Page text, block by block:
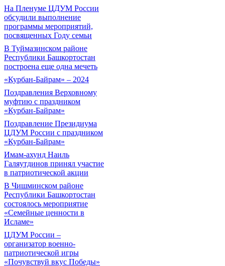
На Пленуме ЦДУМ России
обсудили выполнение
программы мероприятий,
посвященных Году семьи
В Туймазинском районе
Республики Башкортостан
построена еще одна мечеть
«Курбан-Байрам» – 2024
Поздравления Верховному
муфтию с праздником
«Курбан-Байрам»
Поздравление Президиума
ЦДУМ России с праздником
«Курбан-Байрам»
Имам-ахунд Наиль
Галяутдинов принял участие
в патриотической акции
В Чишминском районе
Республики Башкортостан
состоялось мероприятие
«Семейные ценности в
Исламе»
ЦДУМ России –
организатор военно-
патриотической игры
«Почувствуй вкус Победы»